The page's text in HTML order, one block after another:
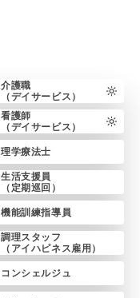
介護職
（デイサービス）
看護師
（デイサービス）
理学療法士
生活支援員
（定期巡回）
機能訓練指導員
調理スタッフ
（アイハピネス 雇用）
コンシェルジュ